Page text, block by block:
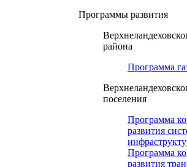
Программы развития
района
Программа
поселения
Программа
развития
Программа
развития